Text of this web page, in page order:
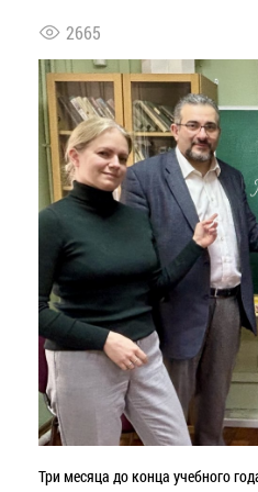
2665
Три месяца до конца учебного